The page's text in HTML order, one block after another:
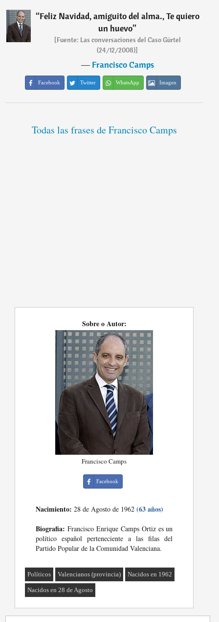
“Feliz Navidad, amiguito del alma., Te quiero
un huevo”
[Fuente: Las conversaciones del Caso Gürtel
(24/12/2008)]
―Francisco Camps
Facebook Twitter WhatsApp Imagen
Todas las frases de Francisco Camps
Sobre o Autor:
Francisco Camps
Facebook
Nacimiento: 28 de Agosto de 1962(63 años)
Biografia: Francisco Enrique Camps Ortiz es un
político español perteneciente a las filas del
Partido Popular de la Comunidad Valenciana.
Políticos Valencianos (provincia) Nacidos en 1962
Nacidos en 28 de Agosto